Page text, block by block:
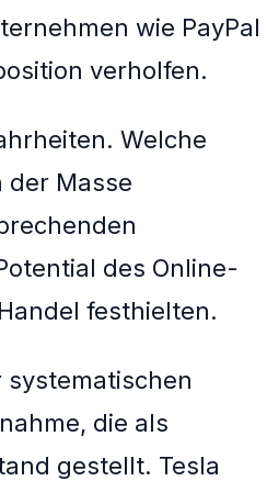
wie PayPal
verholfen.
Welche
Masse
des Online-
festhielten.
die als
gestellt. Tesla